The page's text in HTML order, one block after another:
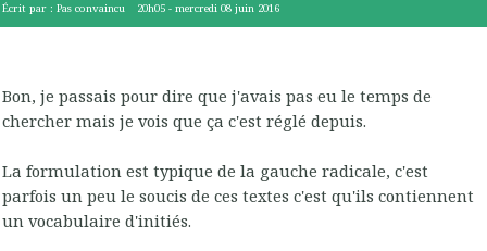
Écrit par : Pas convaincu 20h05 -mercredi 08 juin 2016
Bon, je passais pour dire que j'avais pas eu le temps de
chercher mais je vois que ça c'est réglé depuis.
La formulation est typique de la gauche radicale, c'est
parfois un peu le soucis de ces textes c'est qu'ils contiennent
un vocabulaire d'initiés.